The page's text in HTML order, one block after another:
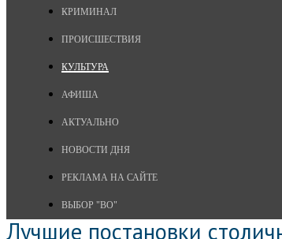
КРИМИНАЛ
ПРОИСШЕСТВИЯ
КУЛЬТУРА
АФИША
АКТУАЛЬНО
НОВОСТИ ДНЯ
РЕКЛАМА НА САЙТЕ
ВЫБОР "ВО"
Лучшие постановки